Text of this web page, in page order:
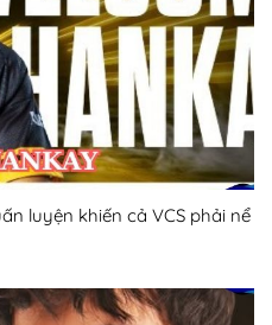
luyện khiến cả VCS phải nể